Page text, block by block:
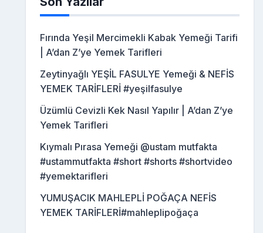
Fırında Yeşil Mercimekli Kabak Yemeği Tarifi
| A’dan Z’ye Yemek Tarifleri
Zeytinyağlı YEŞİL FASULYE Yemeği & NEFİS
YEMEK TARİFLERİ #yeşilfasulye
Üzümlü Cevizli Kek Nasıl Yapılır | A’dan Z’ye
Yemek Tarifleri
Kıymalı Pırasa Yemeği @ustam mutfakta
#ustammutfakta #short #shorts #shortvideo
#yemektarifleri
YUMUŞACIK MAHLEPLİ POĞAÇA NEFİS
YEMEK TARİFLERİ#mahleplipoğaça